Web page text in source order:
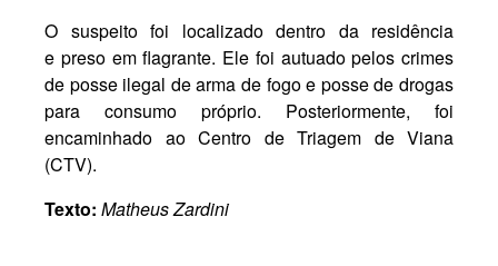
O suspeito foi localizado dentro da residência
e preso em flagrante. Ele foi autuado pelos crimes
de posse ilegal de arma de fogo e posse de drogas
para consumo próprio. Posteriormente, foi
encaminhado ao Centro de Triagem de Viana
(CTV).
Texto: Matheus Zardini